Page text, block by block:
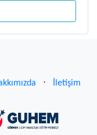
⋅
İletişim